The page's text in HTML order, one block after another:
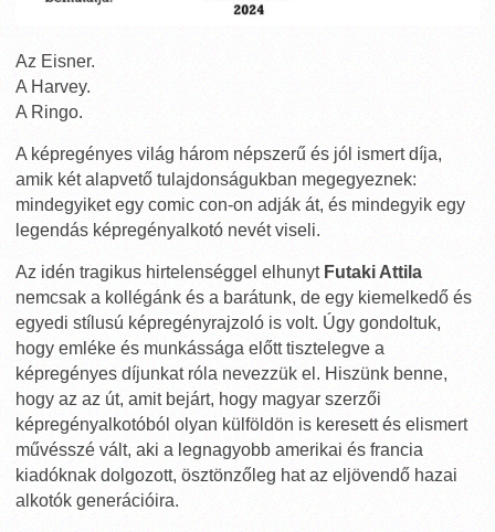
Az Eisner.
A Harvey.
A Ringo.
A képregényes világ három népszerű és jól ismert díja,
amik két alapvető tulajdonságukban megegyeznek:
mindegyiket egy comic con-on adják át, és mindegyik egy
legendás képregényalkotó nevét viseli.
Az idén tragikus hirtelenséggel elhunyt Futaki Attila
nemcsak a kollégánk és a barátunk, de egy kiemelkedő és
egyedi stílusú képregényrajzoló is volt. Úgy gondoltuk,
hogy emléke és munkássága előtt tisztelegve a
képregényes díjunkat róla nevezzük el. Hiszünk benne,
hogy az az út, amit bejárt, hogy magyar szerzői
képregényalkotóból olyan külföldön is keresett és elismert
művésszé vált, aki a legnagyobb amerikai és francia
kiadóknak dolgozott, ösztönzőleg hat az eljövendő hazai
alkotók generációira.